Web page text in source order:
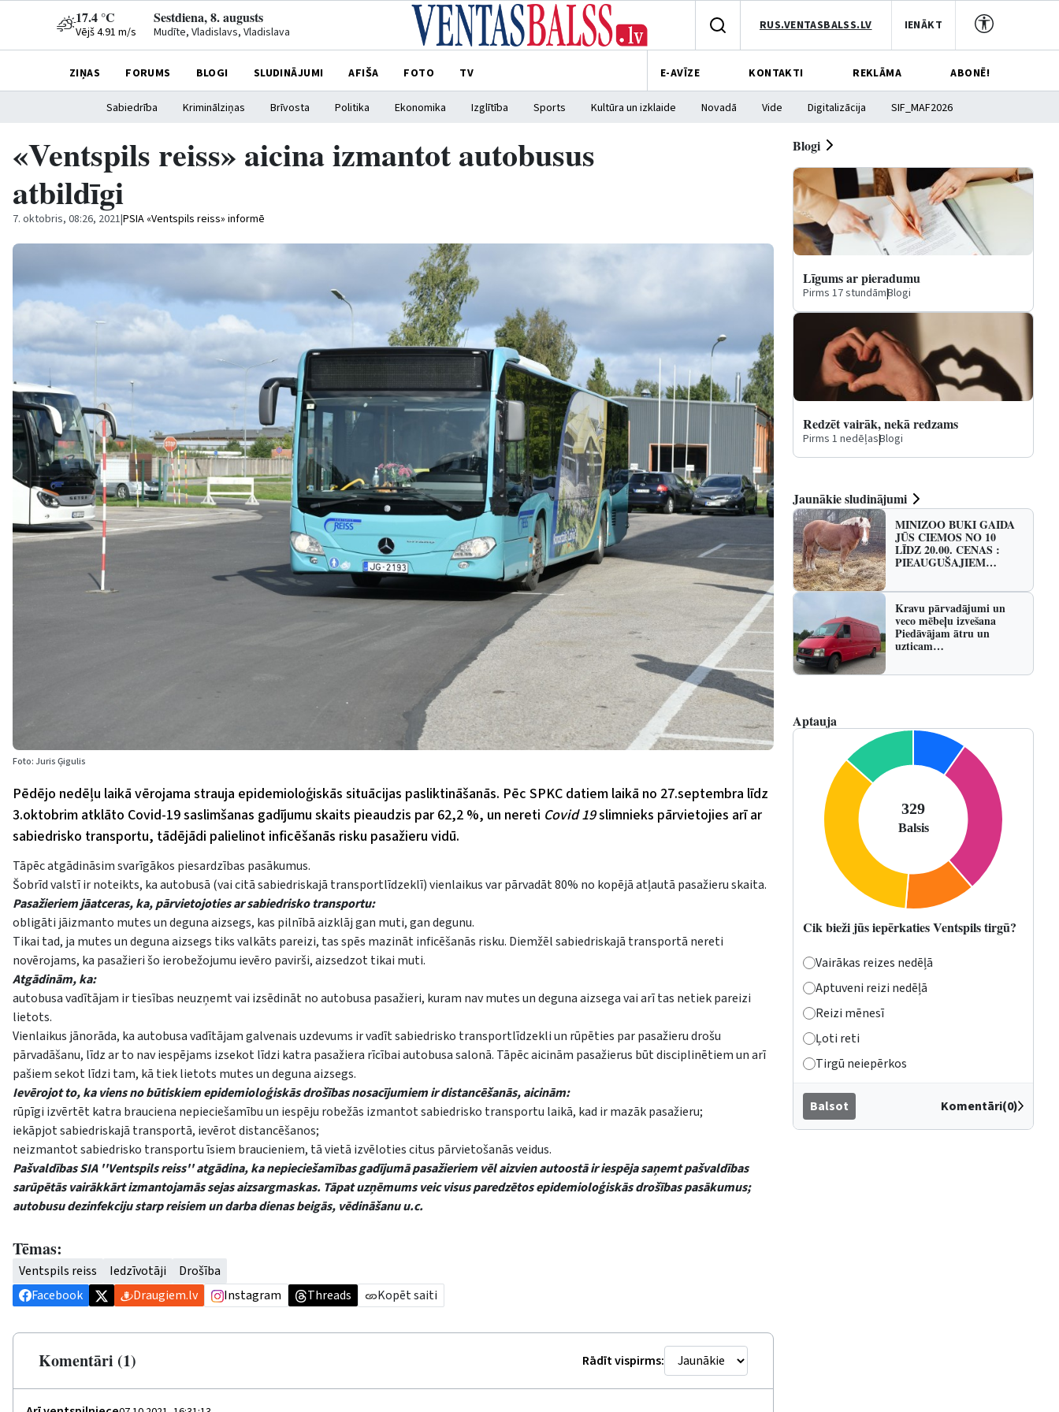
17.4 °C
Vējš 4.91 m/s
Sestdiena, 8. augusts
Mudīte, Vladislavs, Vladislava RUS.VENTASBALSS.LV IENĀKT
ZIŅAS FORUMS BLOGI SLUDINĀJUMI AFIŠA FOTO TV E-AVĪZE KONTAKTI REKLĀMA ABONĒ!
Sabiedrība Kriminālziņas Brīvosta Politika Ekonomika Izglītība Sports Kultūra un izklaide Novadā Vide Digitalizācija SIF_MAF2026
«Ventspils reiss» aicina izmantot autobusus
atbildīgi
7. oktobris, 08:26, 2021|PSIA «Ventspils reiss» informē
Foto: Juris Ģigulis
Pēdējo nedēļu laikā vērojama strauja epidemioloģiskās situācijas pasliktināšanās. Pēc SPKC datiem laikā no 27.septembra līdz
3.oktobrim atklāto Covid-19 saslimšanas gadījumu skaits pieaudzis par 62,2 %, un nereti Covid 19slimnieks pārvietojies arī ar
sabiedrisko transportu, tādējādi palielinot inficēšanās risku pasažieru vidū.
Tāpēc atgādināsim svarīgākos piesardzības pasākumus.
Šobrīd valstī ir noteikts, ka autobusā (vai citā sabiedriskajā transportlīdzeklī) vienlaikus var pārvadāt 80% no kopējā atļautā pasažieru skaita.
Pasažieriem jāatceras, ka, pārvietojoties ar sabiedrisko transportu:
obligāti jāizmanto mutes un deguna aizsegs, kas pilnībā aizklāj gan muti, gan degunu.
Tikai tad, ja mutes un deguna aizsegs tiks valkāts pareizi, tas spēs mazināt inficēšanās risku. Diemžēl sabiedriskajā transportā nereti
novērojams, ka pasažieri šo ierobežojumu ievēro pavirši, aizsedzot tikai muti.
Atgādinām, ka:
autobusa vadītājam ir tiesības neuzņemt vai izsēdināt no autobusa pasažieri, kuram nav mutes un deguna aizsega vai arī tas netiek pareizi
lietots.
Vienlaikus jānorāda, ka autobusa vadītājam galvenais uzdevums ir vadīt sabiedrisko transportlīdzekli un rūpēties par pasažieru drošu
pārvadāšanu, līdz ar to nav iespējams izsekot līdzi katra pasažiera rīcībai autobusa salonā. Tāpēc aicinām pasažierus būt disciplinētiem un arī
pašiem sekot līdzi tam, kā tiek lietots mutes un deguna aizsegs.
Ievērojot to, ka viens no būtiskiem epidemioloģiskās drošības nosacījumiem ir distancēšanās, aicinām:
rūpīgi izvērtēt katra brauciena nepieciešamību un iespēju robežās izmantot sabiedrisko transportu laikā, kad ir mazāk pasažieru;
iekāpjot sabiedriskajā transportā, ievērot distancēšanos;
neizmantot sabiedrisko transportu īsiem braucieniem, tā vietā izvēloties citus pārvietošanās veidus.
Pašvaldības SIA ''Ventspils reiss'' atgādina, ka nepieciešamības gadījumā pasažieriem vēl aizvien autoostā ir iespēja saņemt pašvaldības
sarūpētās vairākkārt izmantojamās sejas aizsargmaskas. Tāpat uzņēmums veic visus paredzētos epidemioloģiskās drošības pasākumus;
autobusu dezinfekciju starp reisiem un darba dienas beigās, vēdināšanu u.c.
Tēmas:
Ventspils reiss Iedzīvotāji
Drošība
Facebook
Draugiem.lv Instagram Threads Kopēt saiti
Komentāri (1) Rādīt vispirms:
Blogi
Līgums ar pieradumu
Pirms 17 stundām|Blogi
Redzēt vairāk, nekā redzams
Pirms 1 nedēļas|Blogi
Jaunākie sludinājumi
MINIZOO BUKI GAIDA
JŪS CIEMOS NO 10
LĪDZ 20.00. CENAS :
PIEAUGUŠAJIEM…
Kravu pārvadājumi un
veco mēbeļu izvešana
Piedāvājam ātru un
uzticam…
Aptauja
Cik bieži jūs iepērkaties Ventspils tirgū?
Vairākas reizes nedēļā
Aptuveni reizi nedēļā
Reizi mēnesī
Ļoti reti
Tirgū neiepērkos
Balsot Komentāri(0)